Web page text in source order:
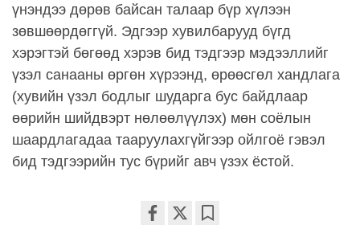
үнэндээ дөрөв байсан талаар бүр хүлээн
зөвшөөрдөггүй. Эдгээр хувилбарууд бүгд
хэрэгтэй бөгөөд хэрэв бид тэдгээр мэдээллийг
үзэл санааны өргөн хүрээнд, өрөөсгөл хандлага
(хувийн үзэл бодлыг шударга бус байдлаар
өөрийн шийдвэрт нөлөөлүүлэх) мөн соёлын
шаардлагадаа тааруулахгүйгээр ойлгоё гэвэл
бид тэдгээрийн тус бүрийг авч үзэх ёстой.